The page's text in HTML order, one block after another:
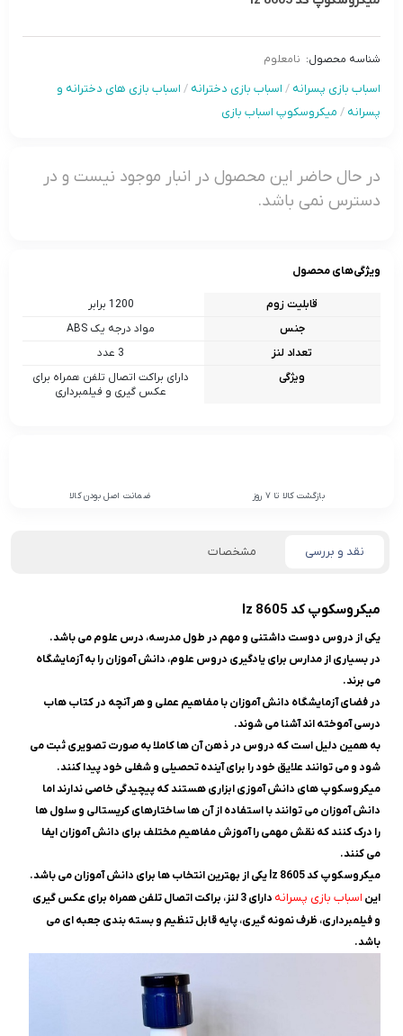
شناسه محصول: نامعلوم
اسباب بازی پسرانه / اسباب بازی دخترانه / اسباب بازی های دخترانه و
پسرانه / میکروسکوپ اسباب بازی
در حال حاضر این محصول در انبار موجود نیست و در
دسترس نمی باشد.
ویژگی‌های محصول
قابلیت زوم
1200 برابر
جنس
مواد درجه یک ABS
تعداد لنز
3 عدد
ویژگی
دارای براکت اتصال تلفن همراه برای
عکس گیری و فیلمبرداری
بازگشت کالا تا 7 روز ضمانت اصل بودن کالا
نقد و بررسی مشخصات
میکروسکوپ کد lz 8605
یکی از دروس دوست داشتنی و مهم در طول مدرسه، درس علوم می باشد.
در بسیاری از مدارس برای یادگیری دروس علوم، دانش آموزان را به آزمایشگاه
می برند.
در فضای آزمایشگاه دانش آموزان با مفاهیم عملی و هر آنچه در کتاب هاب
درسی آموخته اند آشنا می شوند.
به همین دلیل است که دروس در ذهن آن ها کاملا به صورت تصویری ثبت می
شود و می توانند علایق خود را برای آینده تحصیلی و شغلی خود پیدا کنند.
میکروسکوپ های دانش آموزی ابزاری هستند که پیچیدگی خاصی ندارند اما
دانش آموزان می توانند با استفاده از آن ها ساختارهای کریستالی و سلول ها
را درک کنند که نقش مهمی را آموزش مفاهیم مختلف برای دانش آموزان ایفا
می کنند.
میکروسکوپ کد lz 8605 یکی از بهترین انتخاب ها برای دانش آموزان می باشد.
این اسباب بازی پسرانه
دارای 3 لنز، براکت اتصال تلفن همراه برای عکس گیری
و فیلمبرداری، ظرف نمونه گیری، پایه قابل تنظیم و بسته بندی جعبه ای می
باشد.